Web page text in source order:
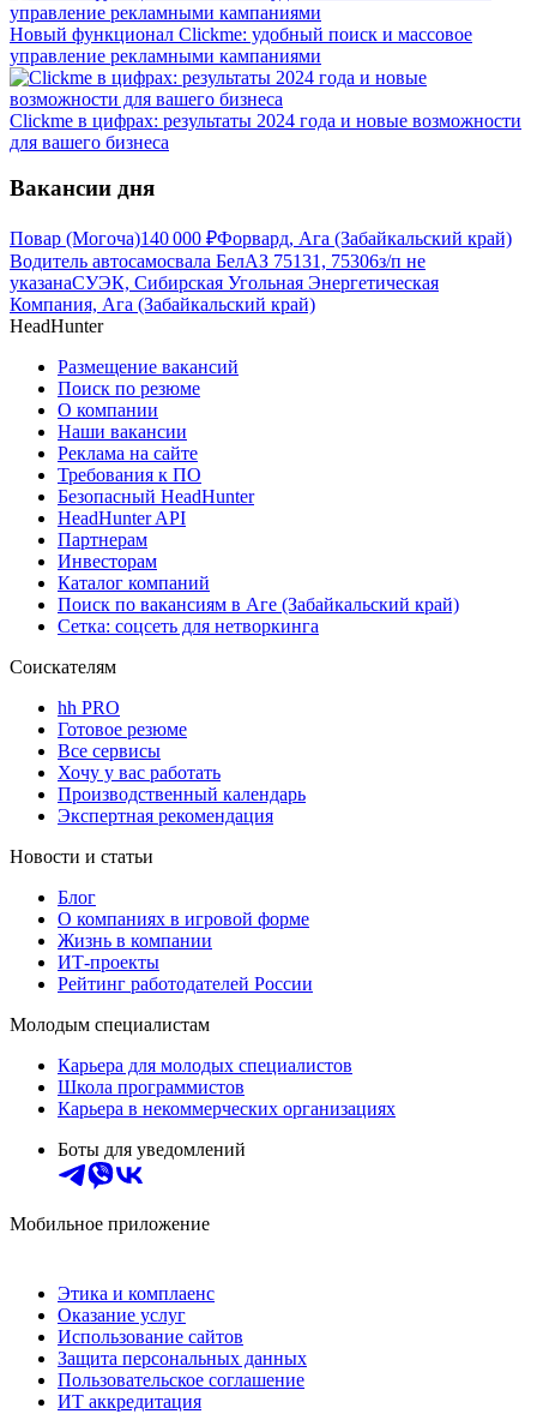
Новый функционал Clickme: удобный поиск и массовое
управление рекламными кампаниями
Clickme в цифрах: результаты 2024 года и новые возможности
для вашего бизнеса
Вакансии дня
Повар (Могоча)140 000 ₽Форвард, Ага (Забайкальский край)
Водитель автосамосвала БелАЗ 75131, 75306з/п не
указанаСУЭК, Сибирская Угольная Энергетическая
Компания, Ага (Забайкальский край)
HeadHunter
Размещение вакансий
Поиск по резюме
О компании
Наши вакансии
Реклама на сайте
Требования к ПО
Безопасный HeadHunter
HeadHunter API
Партнерам
Инвесторам
Каталог компаний
Поиск по вакансиям в Аге (Забайкальский край)
Сетка: соцсеть для нетворкинга
Соискателям
hh PRO
Готовое резюме
Все сервисы
Хочу у вас работать
Производственный календарь
Экспертная рекомендация
Новости и статьи
Блог
О компаниях в игровой форме
Жизнь в компании
ИТ-проекты
Рейтинг работодателей России
Молодым специалистам
Карьера для молодых специалистов
Школа программистов
Карьера в некоммерческих организациях
Боты для уведомлений
Мобильное приложение
Этика и комплаенс
Оказание услуг
Использование сайтов
Защита персональных данных
Пользовательское соглашение
ИТ аккредитация